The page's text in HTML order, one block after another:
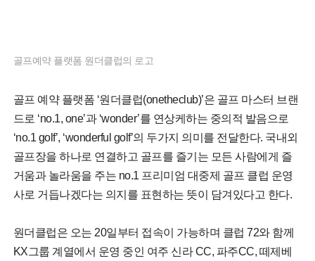
골프예약 플랫폼 원더클럽의 로고
골프 예약 플랫폼 ‘원더클럽(onetheclub)’은 골프 마스터 브랜
드로 ‘no.1, one’과 ‘wonder’를 연상케하는 중의적 발음으로
‘no.1 golf’, ‘wonderful golf’의 두가지 의미를 전달한다. 국내외
골프장을 하나로 연결하고 골프를 즐기는 모든 사람에게 즐
거움과 놀라움을 주는 no.1 프리미엄 대중제 골프 클럽 운영
사로 거듭나겠다는 의지를 표현하는 뜻이 담겨있다고 한다.
원더클럽은 오는 20일부터 접속이 가능하며 클럽 72와 함께
KX그룹 계열에서 운영 중인 여주 신라 CC, 파주CC, 떼제베